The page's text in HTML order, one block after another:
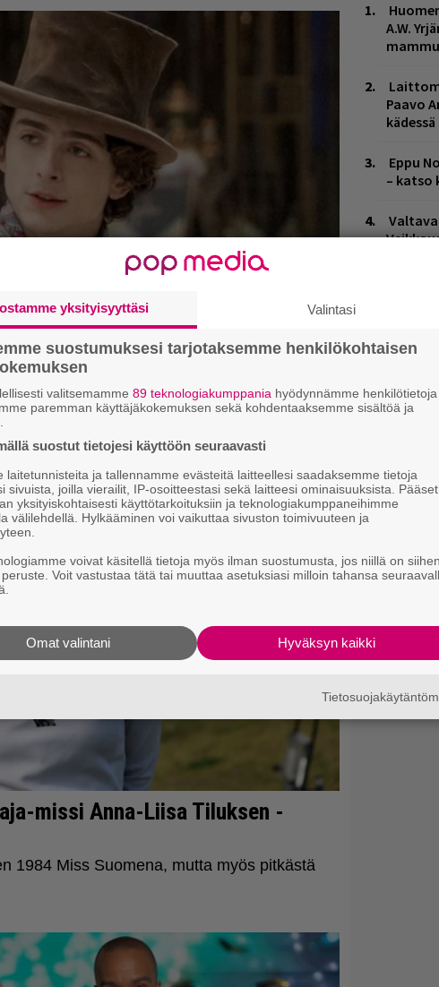
A.W.
Paavo
Eppu
– katso
myös
nämä
Mainio
10-
Blind
kuussa
yksityisyyttäsi Valintasi
suostumuksesi tarjotaksemme henkilökohtaisen
valitsemamme 89 teknologiakumppania hyödynnämme henkilötietoja
paremman käyttäjäkokemuksen sekä kohdentaaksemme sisältöä ja
suostut tietojesi käyttöön seuraavasti
laitetunnisteita ja tallennamme evästeitä laitteellesi saadaksemme tietoja
sivuista, joilla vierailit, IP-osoitteestasi sekä laitteesi ominaisuuksista. Pääset
yksityiskohtaisesti käyttötarkoituksiin ja teknologiakumppaneihimme
välilehdellä. Hylkääminen voi vaikuttaa sivuston toimivuuteen ja
voivat käsitellä tietoja myös ilman suostumusta, jos niillä on siihen
Voit vastustaa tätä tai muuttaa asetuksiasi milloin tahansa
Hyväksyn kaikki
Omat valintani